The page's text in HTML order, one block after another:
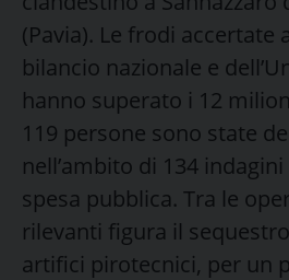
(Pavia). Le frodi accertate
bilancio nazionale e
hanno superato i 12
119 persone sono state
nell’ambito di 134
spesa pubblica. Tra le
rilevanti figura il
artifici pirotecnici, per un